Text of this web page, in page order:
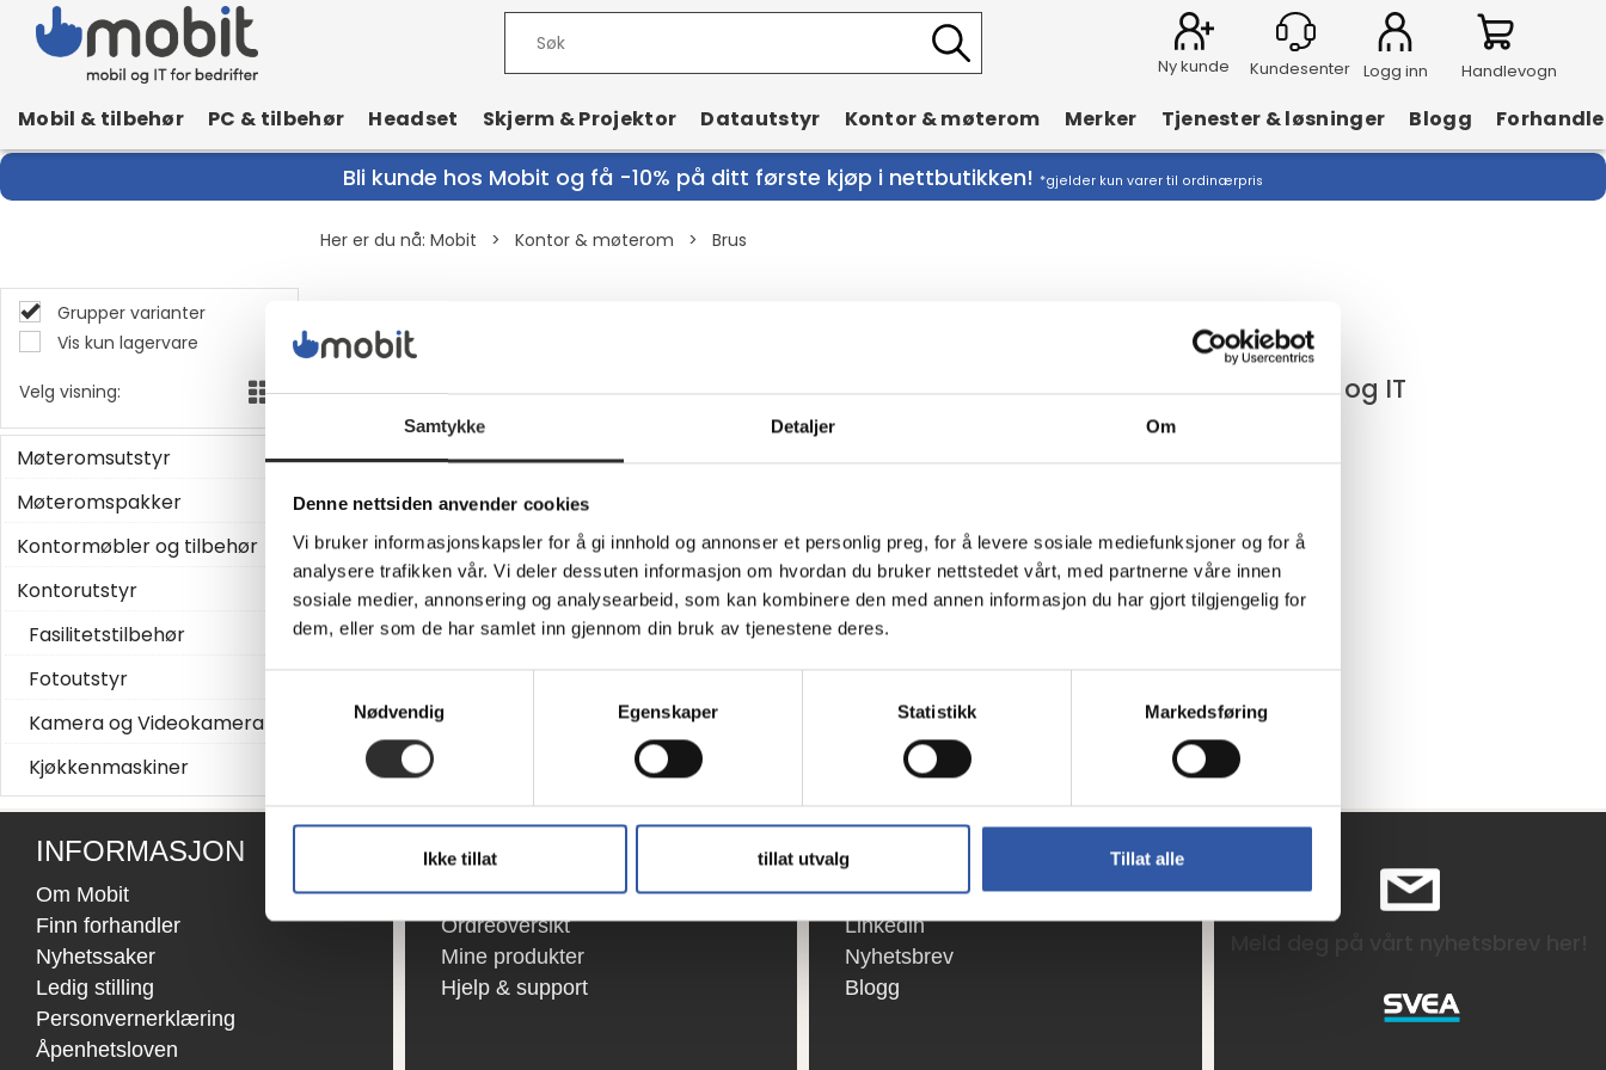
Samtykke Detaljer Om
Denne nettsiden anvender cookies
Vi bruker informasjonskapsler for å gi innhold og annonser et personlig preg, for å levere sosiale mediefunksjoner og for å
analysere trafikken vår. Vi deler dessuten informasjon om hvordan du bruker nettstedet vårt, med partnerne våre innen
sosiale medier, annonsering og analysearbeid, som kan kombinere den med annen informasjon du har gjort tilgjengelig for
dem, eller som de har samlet inn gjennom din bruk av tjenestene deres.
Nødvendig
Egenskaper Statistikk Markedsføring
Ikke tillat tillat utvalg Tillat alle
Ny kunde Logg inn Handlevogn
Mobil & tilbehør PC & tilbehør Headset Skjerm & Projektor Datautstyr Kontor & møterom Merker Tjenester & løsninger Blogg
Bli kunde hos Mobit og få -10% på ditt første kjøp i nettbutikken! *gjelder kun varer til ordinærpris
Her er du nå: Mobit > Kontor & møterom > Brus
Grupper varianter
Vis kun lagervare
Velg visning:
Møteromsutstyr
Møteromspakker
Kontormøbler og tilbehør
Kontorutstyr
Fasilitetstilbehør
Fotoutstyr
Kamera og Videokamera
Kjøkkenmaskiner
Brus
Ser du etter brus til din bedrift? Se vårt store utvalg! ✓Vi er spesialister på mobil og IT
✓Forhandlere i hele Norge ✓Leasing
INFORMASJON
Om Mobit
Finn forhandler
Nyhetssaker
Ledig stilling
Personvernerklæring
Åpenhetsloven
SNARVEIER
Mine sider
Ordreoversikt
Mine produkter
Hjelp & support
FØLG OSS
Facebook
Linkedin
Nyhetsbrev
Blogg